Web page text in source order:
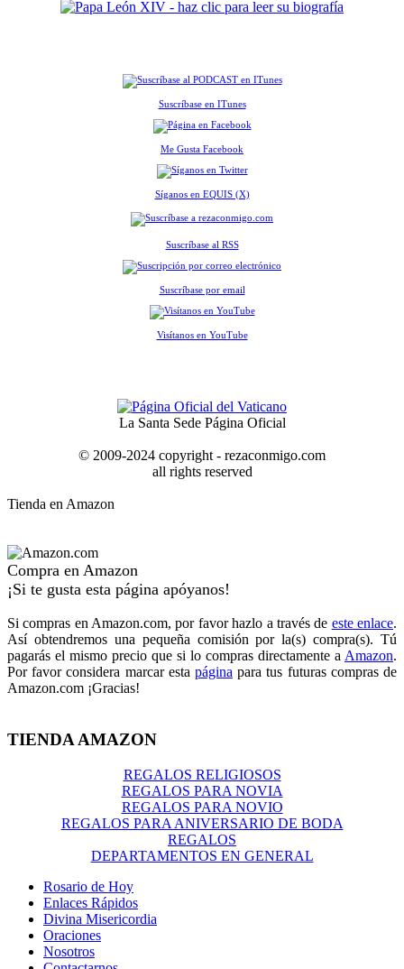
Suscríbase en ITunes
Me Gusta Facebook
Síganos en EQUIS (X)
Suscríbase al RSS
Suscríbase por email
Visítanos en YouTube
La Santa Sede Página Oficial
© 2009-2024 copyright - rezaconmigo.com
all rights reserved
Tienda en Amazon
Compra en Amazon
¡Si te gusta esta página apóyanos!
Si compras en Amazon.com, por favor hazlo a través de este enlace.
Así obtendremos una pequeña comisión por la(s) compra(s). Tú
pagarás el mismo precio que si lo compras directamente a Amazon.
Por favor considera marcar esta página para tus futuras compras de
Amazon.com ¡Gracias!
TIENDA AMAZON
REGALOS RELIGIOSOS
REGALOS PARA NOVIA
REGALOS PARA NOVIO
REGALOS PARA ANIVERSARIO DE BODA
REGALOS
DEPARTAMENTOS EN GENERAL
Rosario de Hoy
Enlaces Rápidos
Divina Misericordia
Oraciones
Nosotros